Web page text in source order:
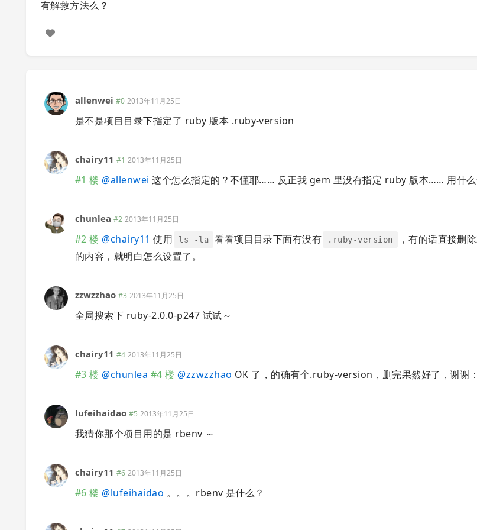
有解救方法么？
allenwei #0 2013年11月25日
是不是项目目录下指定了 ruby 版本 .ruby-version
chairy11 #1 2013年11月25日
#1 楼 @allenwei 这个怎么指定的？不懂耶…… 反正我 gem 里没有指定 ruby 版本…… 用什么
chunlea #2 2013年11月25日
#2 楼 @chairy11 使用 ls -la 看看项目目录下面有没有 .ruby-version
，有的话直接删
的内容，就明白怎么设置了。
zzwzzhao #3 2013年11月25日
全局搜索下 ruby-2.0.0-p247 试试～
chairy11 #4 2013年11月25日
#3 楼 @chunlea #4 楼 @zzwzzhao OK 了，的确有个.ruby-version，删完果然好了，谢谢：
lufeihaidao #5 2013年11月25日
我猜你那个项目用的是 rbenv ～
chairy11 #6 2013年11月25日
#6 楼 @lufeihaidao 。。。rbenv 是什么？